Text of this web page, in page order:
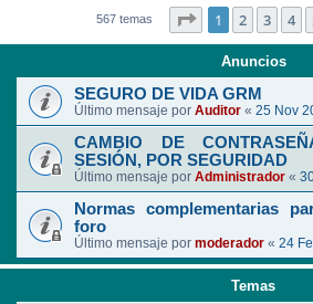
567 temas Página de 12
1 2 3 4
Anuncios
SEGURO DE VIDA GRM
Último mensaje por Auditor « 25 Nov
CAMBIO DE
SESIÓN, POR SEGURIDAD
Último mensaje por Administrador «
Normas complementarias
foro
Último mensaje por moderador « 24
Temas